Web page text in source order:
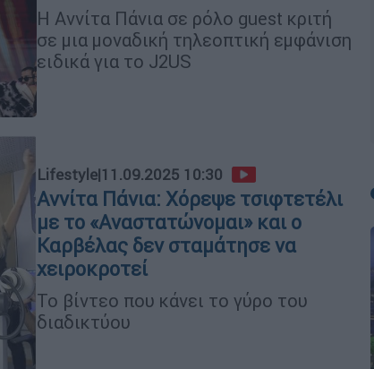
Η Αννίτα Πάνια σε ρόλο guest κριτή
σε μια μοναδική τηλεοπτική εμφάνιση
ειδικά για το J2US
Lifestyle|11.09.2025 10:30
Αννίτα Πάνια: Χόρεψε τσιφτετέλι
με το «Αναστατώνομαι» και ο
Καρβέλας δεν σταμάτησε να
χειροκροτεί
Το βίντεο που κάνει το γύρο του
διαδικτύου